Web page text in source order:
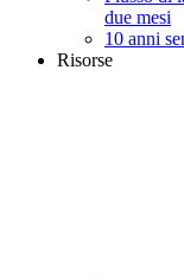
due mesi
10 anni
Risorse